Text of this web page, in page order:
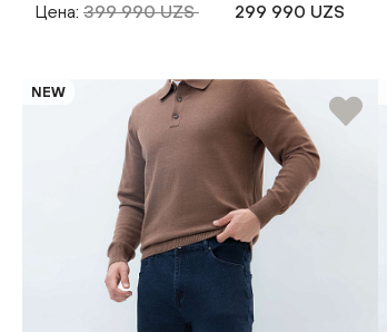
Цена: 399 990 UZS 299 990 UZS
NEW